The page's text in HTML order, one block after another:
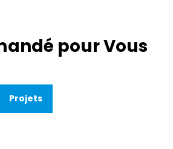
pour Vous
Projets